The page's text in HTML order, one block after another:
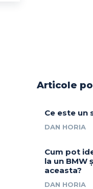
Articole
Ce este un
DAN HORIA
Cum pot
la un BMW
aceasta?
DAN HORIA